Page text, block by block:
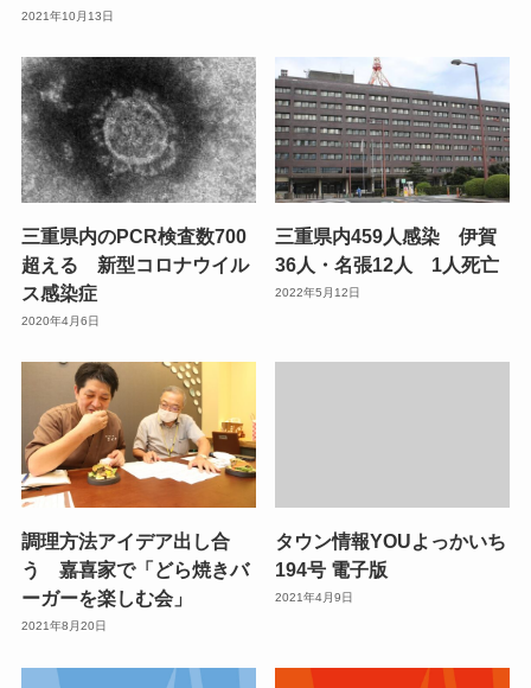
2021年10月13日
三重県内のPCR検査数700
超える 新型コロナウイル
ス感染症
2020年4月6日
三重県内459人感染 伊賀
36人・名張12人 1人死亡
2022年5月12日
調理方法アイデア出し合
う 嘉喜家で「どら焼きバ
ーガーを楽しむ会」
2021年8月20日
タウン情報YOUよっかいち
194号 電子版
2021年4月9日